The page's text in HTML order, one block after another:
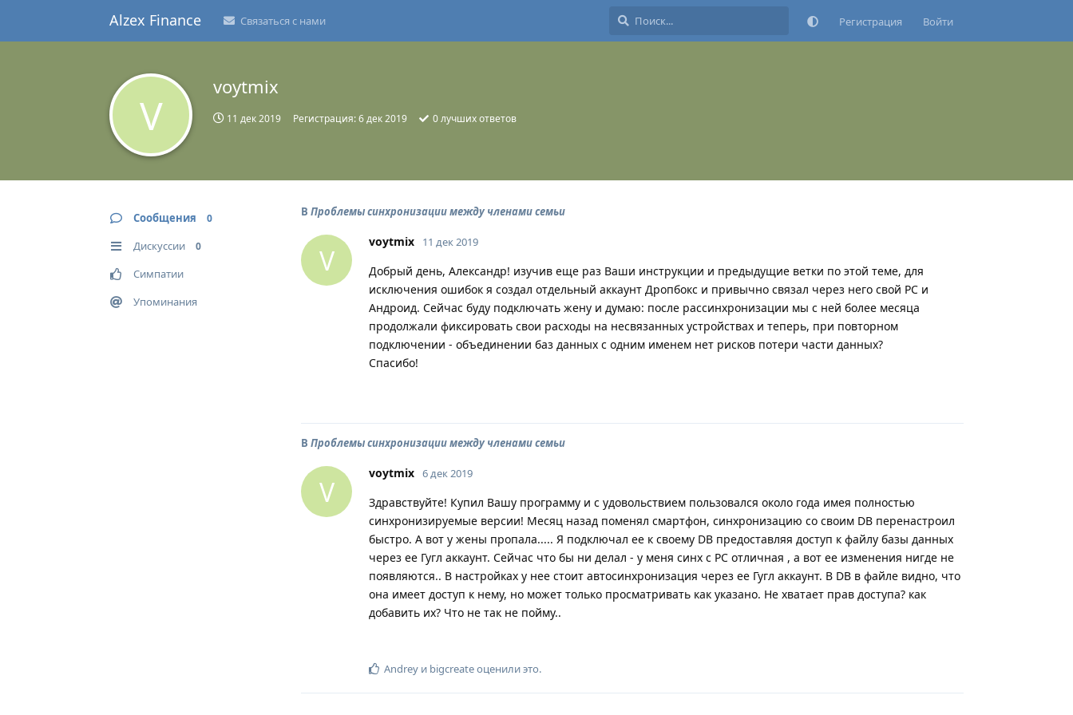
Alzex Finance Связаться с нами Регистрация Войти
V
voytmix
11 дек 2019 Регистрация:6 дек 2019 0лучших ответов
Сообщения 0
Дискуссии 0
Симпатии
Упоминания
В Проблемы синхронизации между членами семьи
V
voytmix 11 дек 2019
Добрый день, Александр! изучив еще раз Ваши инструкции и предыдущие ветки по этой теме, для
исключения ошибок я создал отдельный аккаунт Дропбокс и привычно связал через него свой РС и
Андроид. Сейчас буду подключать жену и думаю: после рассинхронизации мы с ней более месяца
продолжали фиксировать свои расходы на несвязанных устройствах и теперь, при повторном
подключении - объединении баз данных с одним именем нет рисков потери части данных?
Спасибо!
В Проблемы синхронизации между членами семьи
V
voytmix 6 дек 2019
Здравствуйте! Купил Вашу программу и с удовольствием пользовался около года имея полностью
синхронизируемые версии! Месяц назад поменял смартфон, синхронизацию со своим DB перенастроил
быстро. А вот у жены пропала..... Я подключал ее к своему DB предоставляя доступ к файлу базы данных
через ее Гугл аккаунт. Сейчас что бы ни делал - у меня синх с PC отличная , а вот ее изменения нигде не
появляются.. В настройках у нее стоит автосинхронизация через ее Гугл аккаунт. В DB в файле видно, что
она имеет доступ к нему, но может только просматривать как указано. Не хватает прав доступа? как
добавить их? Что не так не пойму..
Andrey и bigcreateоценили это.